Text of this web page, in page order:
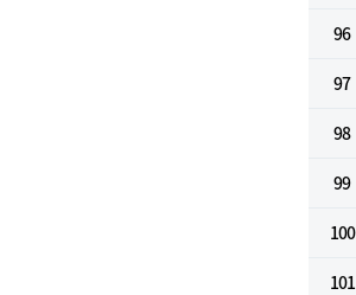
96
97
98
99
100
101